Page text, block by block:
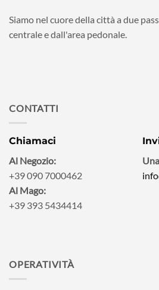
Siamo nel cuore della città a due
centrale e dall'area pedonale.
CONTATTI
Chiamaci
Al Negozio:
+39 090 7000462
Al Mago:
+39 393 5434414
OPERATIVITÀ